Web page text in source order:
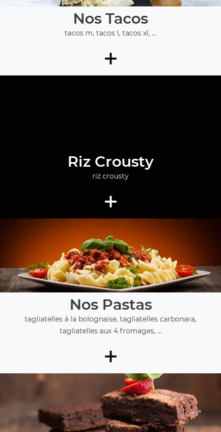
Nos Tacos
tacos m, tacos l, tacos xl, ...
+
Riz Crousty
riz crousty
+
Nos Pastas
tagliatelles à la bolognaise, tagliatelles carbonara,
tagliatelles aux 4 fromages, ...
+